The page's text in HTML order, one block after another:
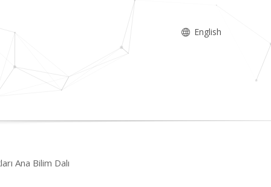
English
Ana Bilim Dalı